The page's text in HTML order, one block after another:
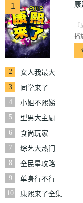
1
播
2
女人我最大
3
同学来了
4
小姐不熙娣
5
型男大主厨
6
食尚玩家
7
综艺大热门
8
全民星攻略
9
单身行不行
10
康熙来了全集